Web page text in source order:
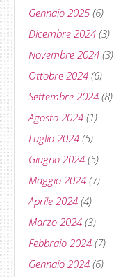
Gennaio 2025 (6)
Dicembre 2024 (3)
Novembre 2024 (3)
Ottobre 2024 (6)
Settembre 2024 (8)
Agosto 2024 (1)
Luglio 2024 (5)
Giugno 2024 (5)
Maggio 2024 (7)
Aprile 2024 (4)
Marzo 2024 (3)
Febbraio 2024 (7)
Gennaio 2024 (6)